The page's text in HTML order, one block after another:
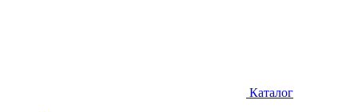
Каталог